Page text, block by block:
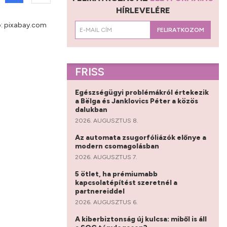
pixabay.com
HÍRLEVELÉRE
FELIRATKOZOM
FRISS
Egészségügyi problémákról értekezik
a Bëlga és Janklovics Péter a közös
dalukban
2026. AUGUSZTUS 8.
Az automata zsugorfóliázók előnye a
modern csomagolásban
2026. AUGUSZTUS 7.
5 ötlet, ha prémiumabb
kapcsolatépítést szeretnél a
partnereiddel
2026. AUGUSZTUS 6.
A kiberbiztonság új kulcsa: miből is áll